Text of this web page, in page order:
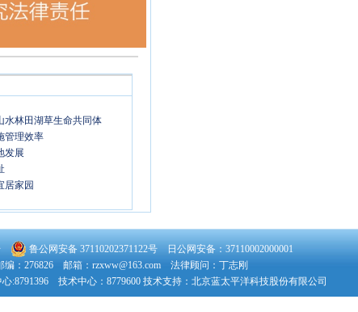
水林田湖草生命共同体
管理效率
发展
家园
鲁公网安备 37110202371122号日公网安备：37110002000001
：276826 邮箱：rzxww@163.com 法律顾问：丁志刚
技术中心：8779600 技术支持： 北京蓝太平洋科技股份有限公司